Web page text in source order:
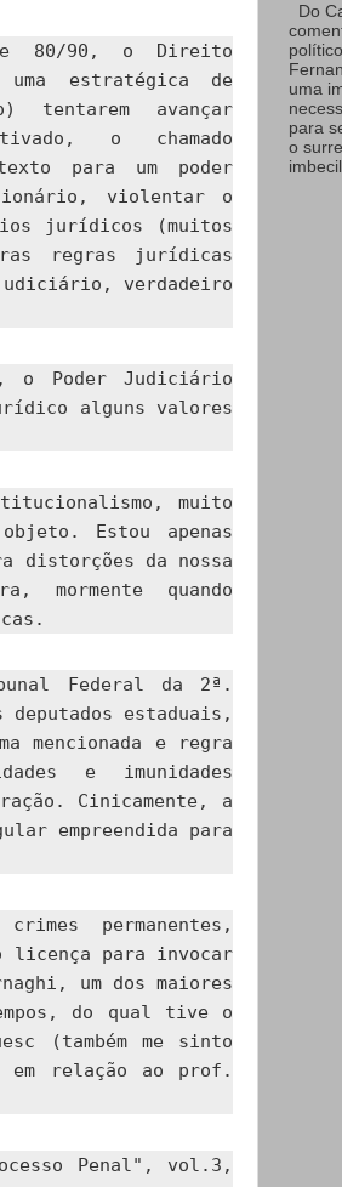
80/90, o Direito
estratégica de
tentarem avançar
o chamado
para um poder
violentar o
jurídicos (muitos
regras jurídicas
verdadeiro
o Poder Judiciário
alguns valores
muito
Estou apenas
distorções da nossa
mormente quando
Federal da 2ª.
estaduais,
mencionada e regra
e imunidades
Cinicamente, a
empreendida para
permanentes,
licença para invocar
um dos maiores
do qual tive o
(também me sinto
em relação ao prof.
Penal", vol.3,
Do
uma
para
o